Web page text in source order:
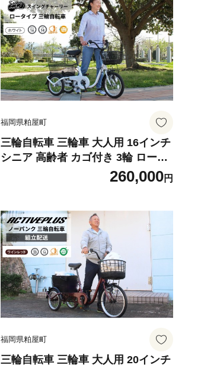
粕屋町 CC006
福岡県粕屋町
三輪自転車 三輪車 大人用 16インチ
シニア 高齢者 カゴ付き 3輪 ロータ
イプ 低床サドル 安定 通院 買い物
免許返納 ギフト 免許返納 プレゼン
チャーリー MG-TRE16L 福岡県 粕
屋町 CC009
260,000円
福岡県粕屋町
三輪自転車 三輪車 大人用 20インチ